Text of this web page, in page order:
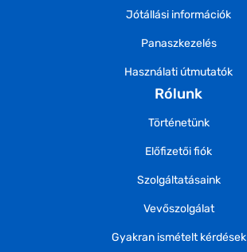
Jótállási információk
Panaszkezelés
Használati útmutatók
Rólunk
Történetünk
Előfizetői fiók
Szolgáltatásaink
Vevőszolgálat
Gyakran ismételt kérdések